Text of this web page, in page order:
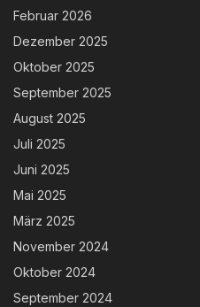
Februar 2026
Dezember 2025
Oktober 2025
September 2025
August 2025
Juli 2025
Juni 2025
Mai 2025
März 2025
November 2024
Oktober 2024
September 2024